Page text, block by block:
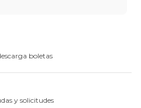
boletas
y solicitudes